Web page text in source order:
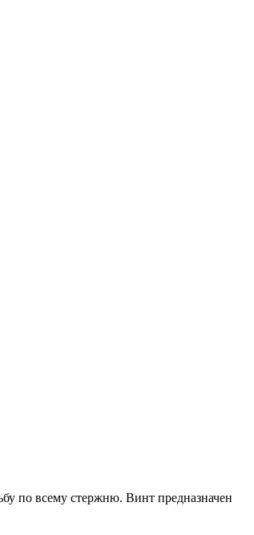
по всему стержню. Винт предназначен